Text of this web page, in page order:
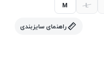
M L
راهنمای سایزبندی